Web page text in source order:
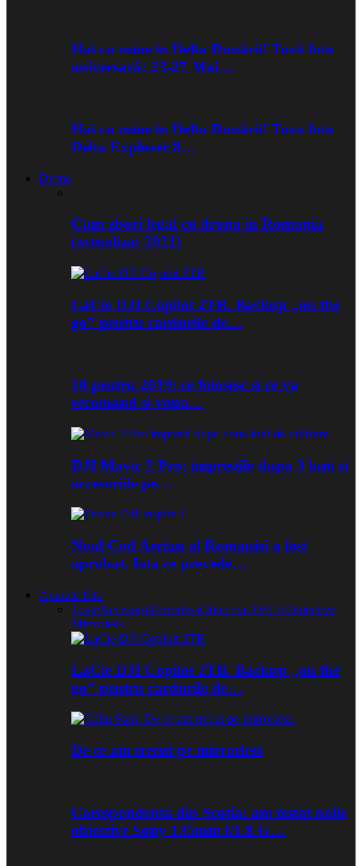
Hai cu mine în Delta Dunării! Tură foto
aniversară: 23-27 Mai…
Hai cu mine în Delta Dunării! Tura foto
Delta Explorer 8…
Drone
Cum zbori legal cu drona in Romania
(actualizat 2021)
LaCie DJI Copilot 2TB. Backup „on the
go” pentru cardurile de…
10 pentru 2019: ce folosesc si ce va
recomand si voua…
DJI Mavic 2 Pro: impresiile dupa 3 luni si
accesoriile pe…
Noul Cod Aerian al Romaniei a fost
aprobat. Iata ce prevede…
Aparate foto
ToateAccesoriiMirrorlessObiective DSLRObiective
Mirrorless
LaCie DJI Copilot 2TB. Backup „on the
go” pentru cardurile de…
De ce am trecut pe mirrorless
Corespondenta din Scotia: am testat noile
obiective Sony 135mm f/1.8 G…